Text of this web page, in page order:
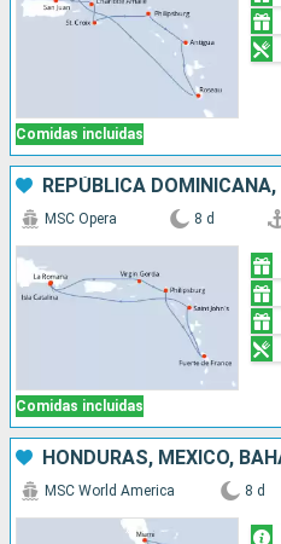
Comidas incluidas
Comidas incluidas
MSC Opera 8 d
MSC World America 8 d